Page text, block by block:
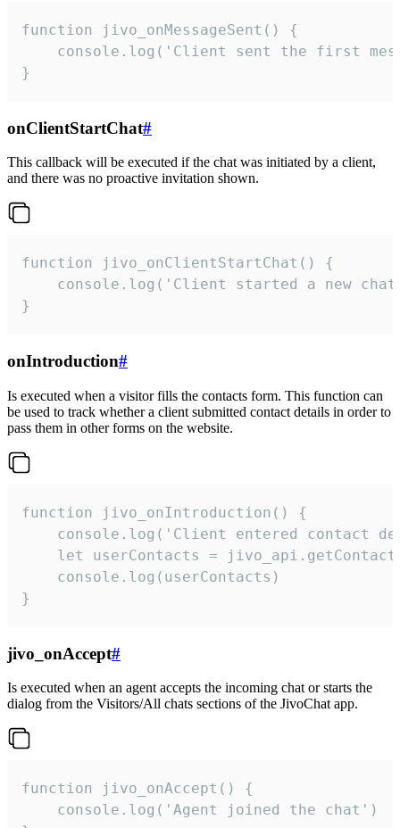
function jivo_onMessageSent() {
console.log('Client sent the first
}
onClientStartChat#
This callback will be executed if the chat was initiated by a client,
and there was no proactive invitation shown.
function jivo_onClientStartChat() {
console.log('Client started a new
}
onIntroduction#
Is executed when a visitor fills the contacts form. This function can
be used to track whether a client submitted contact details in order to
pass them in other forms on the website.
function jivo_onIntroduction() {
console.log('Client entered contact
let userContacts =
    console.log(userContacts)
}
jivo_onAccept#
Is executed when an agent accepts the incoming chat or starts the
dialog from the Visitors/All chats sections of the JivoChat app.
function jivo_onAccept() {